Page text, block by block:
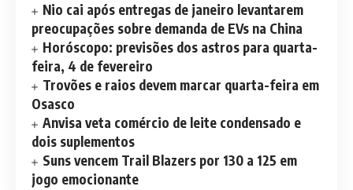
Nio cai após entregas de janeiro levantarem
preocupações sobre demanda de EVs na China
Horóscopo: previsões dos astros para quarta-
feira, 4 de fevereiro
Trovões e raios devem marcar quarta-feira em
Osasco
Anvisa veta comércio de leite condensado e
dois suplementos
Suns vencem Trail Blazers por 130 a 125 em
jogo emocionante